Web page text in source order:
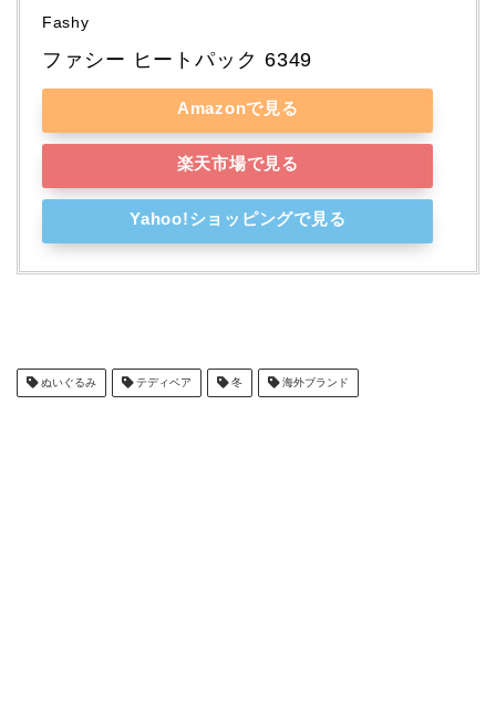
Fashy
ファシー ヒートパック 6349
Amazonで見る
楽天市場で見る
Yahoo!ショッピングで見る
ぬいぐるみ テディベア 冬 海外ブランド